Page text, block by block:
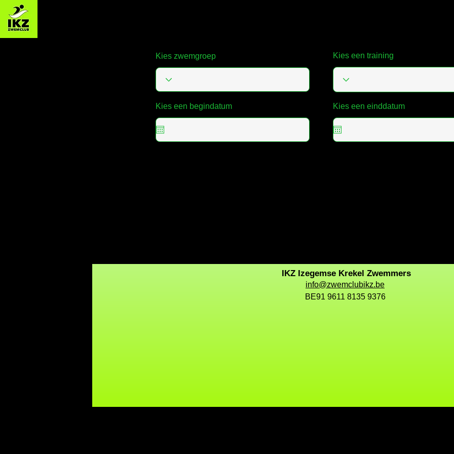
Kies zwemgroep
Kies een begindatum
Kies een training
Kies een einddatum
IKZ Izegemse Krekel Zwemmers
info@zwemclubikz.be
BE91 9611 8135 9376